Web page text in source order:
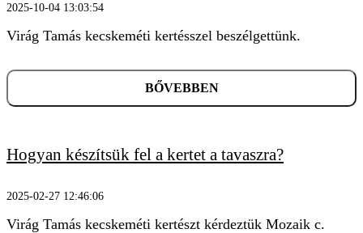
KERESÉS
2025-10-04 13:03:54
Virág Tamás kecskeméti kertésszel beszélgettünk.
BŐVEBBEN
Hogyan készítsük fel a kertet a tavaszra?
2025-02-27 12:46:06
Virág Tamás kecskeméti kertészt kérdeztük Mozaik c.